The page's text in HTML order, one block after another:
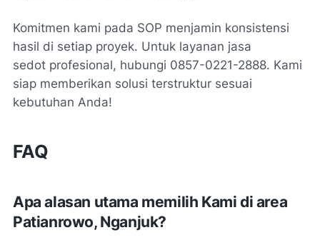
Komitmen kami pada SOP menjamin konsistensi
hasil di setiap proyek. Untuk layanan jasa
sedot profesional, hubungi 0857-0221-2888. Kami
siap memberikan solusi terstruktur sesuai
kebutuhan Anda!
FAQ
Apa alasan utama memilih Kami di area
Patianrowo, Nganjuk?